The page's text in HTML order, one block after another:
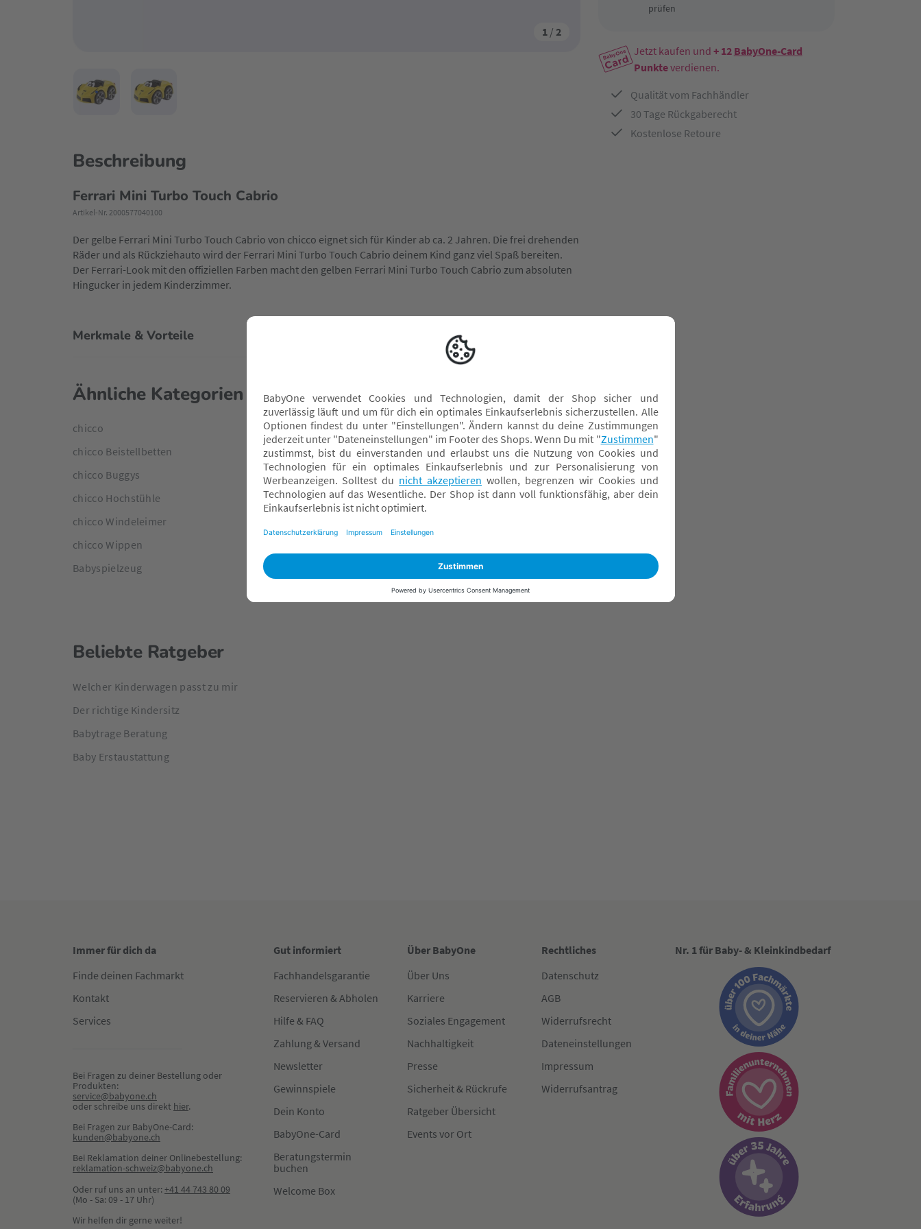
1 /2
prüfen
Jetzt kaufen und + 12 BabyOne-Card
Punkteverdienen.
Qualität vom Fachhändler
30 Tage Rückgaberecht
Kostenlose Retoure
Beschreibung
Ferrari Mini Turbo Touch Cabrio
Artikel-Nr. 2000577040100
Der gelbe Ferrari Mini Turbo Touch Cabrio von chicco eignet sich für Kinder ab ca. 2 Jahren. Die frei drehenden
Räder und als Rückziehauto wird der Ferrari Mini Turbo Touch Cabrio deinem Kind ganz viel Spaß bereiten.
Der Ferrari-Look mit den offiziellen Farben macht den gelben Ferrari Mini Turbo Touch Cabrio zum absoluten
Hingucker in jedem Kinderzimmer.
Merkmale & Vorteile
Ähnliche Kategorien
chicco
chicco Beistellbetten
chicco Buggys
chicco Hochstühle
chicco Windeleimer
chicco Wippen
Babyspielzeug
Kinderspielzeug
Outdoorspielzeug
Beliebte Ratgeber
Welcher Kinderwagen passt zu mir
Der richtige Kindersitz
Babytrage Beratung
Baby Erstaustattung
Immer für dich da
Finde deinen Fachmarkt
Kontakt
Services
Bei Fragen zu deiner Bestellung oder
Produkten:
service@babyone.ch
oder schreibe uns direkt hier.
Bei Fragen zur BabyOne-Card:
kunden@babyone.ch
Bei Reklamation deiner Onlinebestellung:
reklamation-schweiz@babyone.ch
Oder ruf uns an unter:+41 44 743 80 09
(Mo - Sa: 09 - 17 Uhr)
Wir helfen dir gerne weiter!
Gut informiert
Fachhandelsgarantie
Reservieren & Abholen
Hilfe & FAQ
Zahlung & Versand
Newsletter
Gewinnspiele
Dein Konto
BabyOne-Card
Beratungstermin
buchen
Welcome Box
Über BabyOne
Über Uns
Karriere
Soziales Engagement
Nachhaltigkeit
Presse
Sicherheit & Rückrufe
Ratgeber Übersicht
Events vor Ort
Rechtliches
Datenschutz
AGB
Widerrufsrecht
Dateneinstellungen
Impressum
Widerrufsantrag
Nr. 1 für Baby- & Kleinkindbedarf